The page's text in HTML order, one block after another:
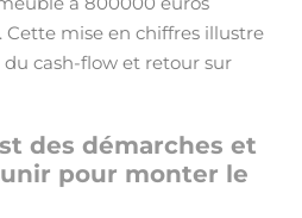
Cette mise en chiffres illustre
cash-flow et retour sur
des démarches et
pour monter le